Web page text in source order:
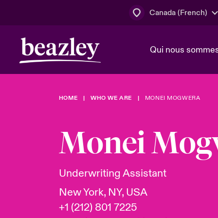
Canada (French)
Qui nous
Qui nous sommes
Conseil
Bonjour
Beazley.
Pleins feux
Espace assurés
Client Cyber
HOME WHO WE ARE MONEI MOGWERA
Monei
Underwriting Assistant
New York, NY, USA
+1 (212) 801 7225